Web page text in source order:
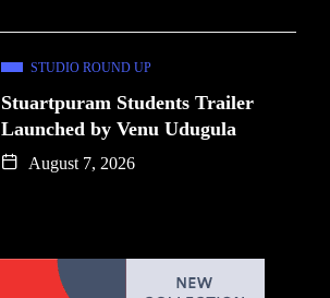
STUDIO ROUND UP
Stuartpuram Students Trailer
Launched by Venu Udugula
August 7, 2026